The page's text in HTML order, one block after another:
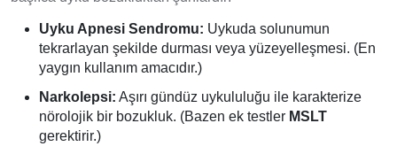
Uyku Apnesi Sendromu: Uykuda solunumun
tekrarlayan şekilde durması veya yüzeyelleşmesi. (En
yaygın kullanım amacıdır.)
Narkolepsi: Aşırı gündüz uykululuğu ile karakterize
nörolojik bir bozukluk. (Bazen ek testler MSLT
gerektirir.)